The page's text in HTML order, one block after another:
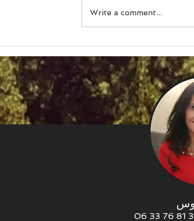
دارم، جایی در این جمع ندارم. »
Write a comment...
06 33 76 81